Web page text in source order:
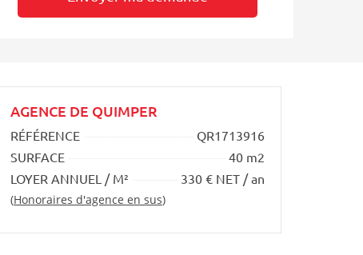
AGENCE DE QUIMPER
RÉFÉRENCE
QR1713916
SURFACE
40 m2
LOYER ANNUEL / M²
330 € NET / an
(Honoraires d'agence en sus)